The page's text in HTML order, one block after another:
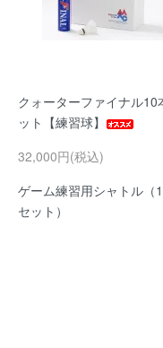
クォーターファイナル10
ット【練習球】
32,000円(税込)
ゲーム練習用シャトル（
セット）